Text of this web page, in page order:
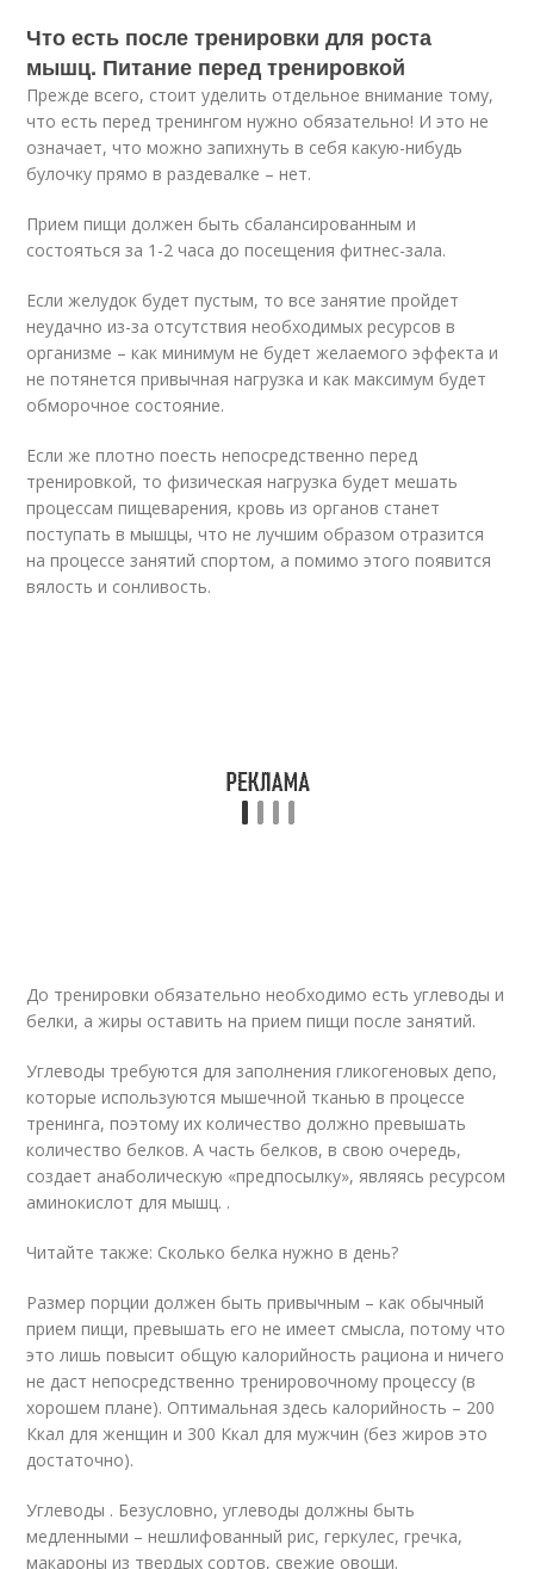
Что есть после тренировки для роста
мышц. Питание перед тренировкой
Прежде всего, стоит уделить отдельное внимание тому,
что есть перед тренингом нужно обязательно! И это не
означает, что можно запихнуть в себя какую-нибудь
булочку прямо в раздевалке – нет.
Прием пищи должен быть сбалансированным и
состояться за 1-2 часа до посещения фитнес-зала.
Если желудок будет пустым, то все занятие пройдет
неудачно из-за отсутствия необходимых ресурсов в
организме – как минимум не будет желаемого эффекта и
не потянется привычная нагрузка и как максимум будет
обморочное состояние.
Если же плотно поесть непосредственно перед
тренировкой, то физическая нагрузка будет мешать
процессам пищеварения, кровь из органов станет
поступать в мышцы, что не лучшим образом отразится
на процессе занятий спортом, а помимо этого появится
вялость и сонливость.
До тренировки обязательно необходимо есть углеводы и
белки, а жиры оставить на прием пищи после занятий.
Углеводы требуются для заполнения гликогеновых депо,
которые используются мышечной тканью в процессе
тренинга, поэтому их количество должно превышать
количество белков. А часть белков, в свою очередь,
создает анаболическую «предпосылку», являясь ресурсом
аминокислот для мышц. .
Читaйтe тaкжe: Сколько белка нужно в день?
Размер порции должен быть привычным – как обычный
прием пищи, превышать его не имеет смысла, потому что
это лишь повысит общую калорийность рациона и ничего
не даст непосредственно тренировочному процессу (в
хорошем плане). Оптимальная здесь калорийность – 200
Ккал для женщин и 300 Ккал для мужчин (без жиров это
достаточно).
Углеводы . Безусловно, углеводы должны быть
медленными – нешлифованный рис, геркулес, гречка,
макароны из твердых сортов, свежие овощи.